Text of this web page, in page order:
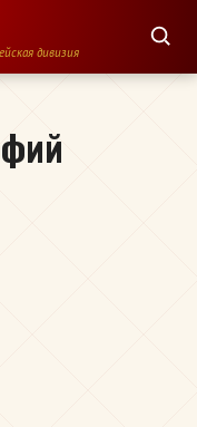
дивизия